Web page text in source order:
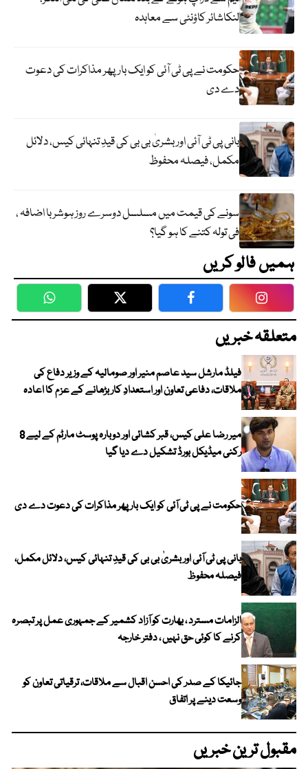
لنکاشائر کاؤنٹی سے معاہدہ
حکومت نے پی ٹی آئی کو ایک بارپھر مذاکرات کی دعوت
دے دی
بانی پی ٹی آئی اور بشریٰ بی بی کی قیدِ تنہائی کیس، دلائل
مکمل، فیصلہ محفوظ
سونے کی قیمت میں مسلسل دوسرے روز ہوشربا اضافہ ،
فی تولہ کتنے کا ہو گیا؟
ہمیں فالو کریں
WhatsApp Twitter Facebook
متعلقہ خبریں
فیلڈ مارشل سید عاصم منیر اور صومالیہ کے وزیر دفاع کی
ملاقات، دفاعی تعاون اور استعدادِ کار بڑھانے کے عزم کا اعادہ
میر رضا علی کیس، قبر کشائی اور دوبارہ پوسٹ مارٹم کے لیے 8
رکنی میڈیکل بورڈ تشکیل دے دیا گیا
حکومت نے پی ٹی آئی کو ایک بارپھر مذاکرات کی دعوت دے دی
بانی پی ٹی آئی اور بشریٰ بی بی کی قیدِ تنہائی کیس، دلائل مکمل،
فیصلہ محفوظ
الزامات مسترد ، بھارت کو آزاد کشمیر کے جمہوری عمل پر تبصرہ
کرنے کا کوئی حق نہیں ، دفتر خارجہ
جائیکا کے صدر کی احسن اقبال سے ملاقات، ترقیاتی تعاون کو
وسعت دینے پر اتفاق
مقبول ترین خبریں